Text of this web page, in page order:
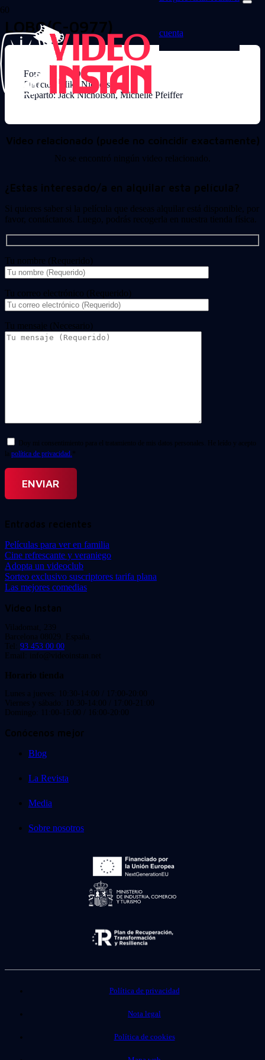
cuenta
LOBO(C-0977)
Formato: DVD
Director: Mike Nichols
Reparto: Jack Nicholson, Michelle Pfeiffer
Video relacionado (puede no coincidir exactamente)
No se encontró ningún video relacionado.
¿Estas interesado/a en alquilar esta película?
Si quieres saber si la película que deseas alquilar está disponible, por
favor, contáctanos. Luego, podrás recogerla en nuestra tienda física.
Tu nombre (Requerido)
Tu correo electrónico (Requerido)
Tu mensaje (Necesario)
Doy mi consentimiento para el tratamiento de mis datos personales. He leído y acepto
la política de privacidad. *
Entradas recientes
Películas para ver en familia
Cine refrescante y veraniego
Adopta un videoclub
Sorteo exclusivo suscriptores tarifa plana
Las mejores comedias
Video Instan
Viladomat, 239
Barcelona 08029. España.
Tel: 93 453 00 00
Email: info@videoinstan.net
Horario tienda
Lunes a jueves: 10:30-14:00 / 17:00-20:00
Viernes y sábado: 10:30-14:00 / 17:00-21:00
Domingo: 11:00-15:00 / 16:00-20:00
Conócenos mejor
Blog
La Revista
Media
Sobre nosotros
Política de privacidad
Nota legal
Política de cookies